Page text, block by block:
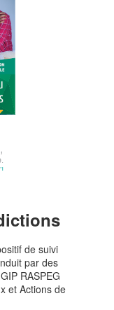
de suivi
par des
RASPEG
et Actions de